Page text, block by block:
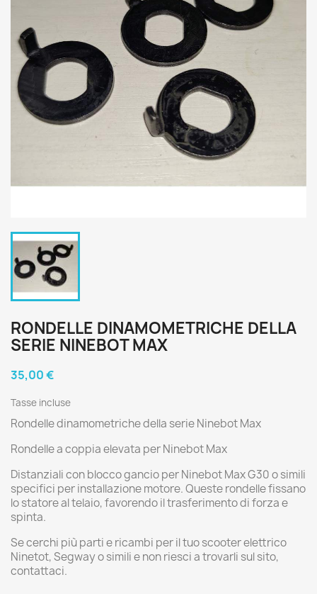
RONDELLE DINAMOMETRICHE DELLA
SERIE NINEBOT MAX
35,00 €
Tasse incluse
Rondelle dinamometriche della serie Ninebot Max
Rondelle a coppia elevata per Ninebot Max
Distanziali con blocco gancio per Ninebot Max G30 o simili
specifici per installazione motore. Queste rondelle fissano
lo statore al telaio, favorendo il trasferimento di forza e
spinta.
Se cerchi più parti e ricambi per il tuo scooter elettrico
Ninetot, Segway o simili e non riesci a trovarli sul sito,
contattaci.